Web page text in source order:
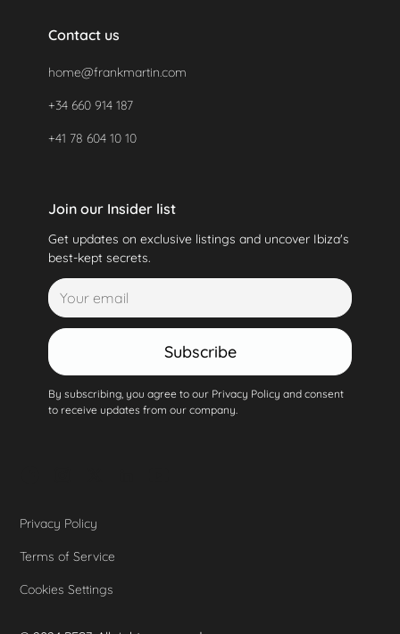
Contact us
home@frankmartin.com
+34 660 914 187
+41 78 604 10 10
Join our Insider list
Get updates on exclusive listings and uncover Ibiza's
best-kept secrets.
Subscribe
By subscribing, you agree to our Privacy Policy and consent
to receive updates from our company.
Privacy Policy
Terms of Service
Cookies Settings